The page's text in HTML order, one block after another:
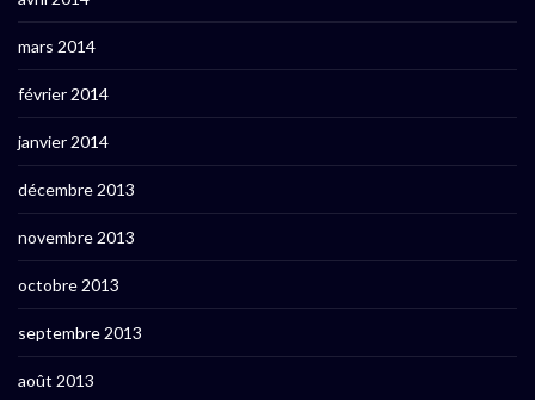
mars 2014
février 2014
janvier 2014
décembre 2013
novembre 2013
octobre 2013
septembre 2013
août 2013